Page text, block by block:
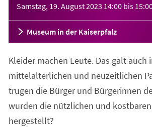
Samstag, 19. August 2023 14:00 bis
Museum in der Kaiserpfalz
Kleider machen Leute. Das galt auch
mittelalterlichen und neuzeitlichen
trugen die Bürger und Bürgerinnen
wurden die nützlichen und
hergestellt?